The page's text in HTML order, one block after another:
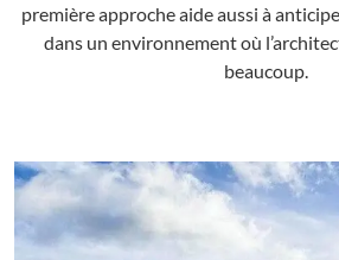
première approche aide aussi à
dans un environnement où
beaucoup.